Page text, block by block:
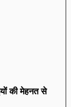
की मेहनत से